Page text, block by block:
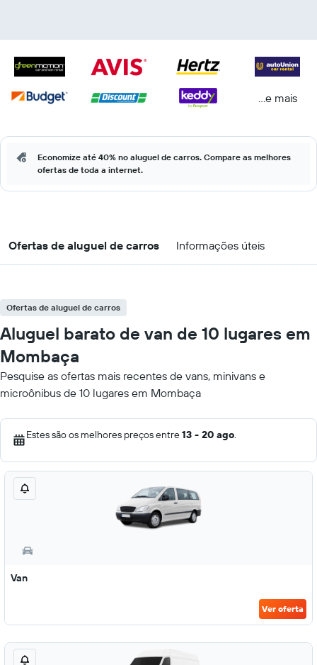
...e mais
Economize até 40% no aluguel de carros. Compare as melhores
ofertas de toda a internet.
Ofertas de aluguel de carros Informações úteis
Ofertas de aluguel de carros
Aluguel barato de van de 10 lugares em
Mombaça
Pesquise as ofertas mais recentes de vans, minivans e
microônibus de 10 lugares em Mombaça
Estes são os melhores preços entre13 - 20 ago.
Van
Ver oferta